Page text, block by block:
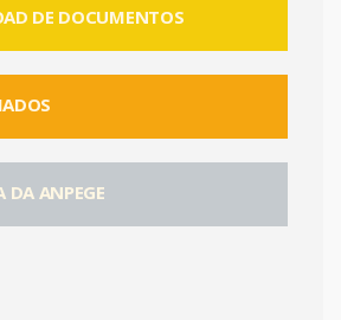
DE DOCUMENTOS
DA ANPEGE